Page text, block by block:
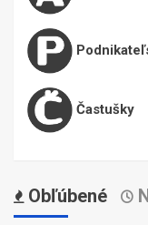
Častušky
Obľúbené